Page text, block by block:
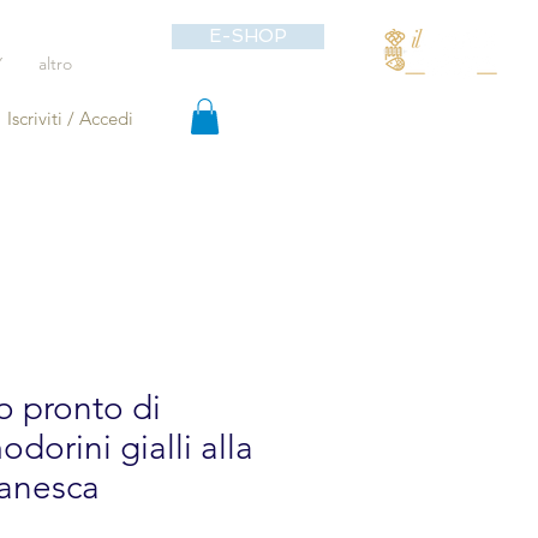
altro
Iscriviti / Accedi
E-SHOP
pronto di
gialli alla